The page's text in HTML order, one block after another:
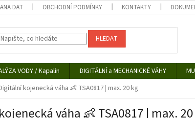
DAT OBCHODNÍ PODMÍNKY KONTAKTY
HLEDAT
VODY / Kapalin DIGITÁLNÍ a MECHANICKÉ VÁHY
kojenecká váha 👶 TSA0817 | max. 20 kg
váha 👶 TSA0817 | max.